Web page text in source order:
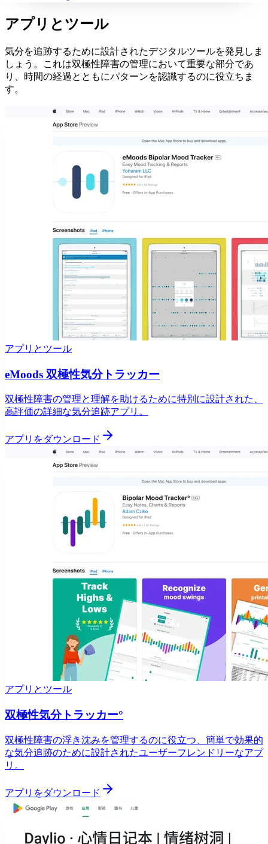
アプリとツール
気分を追跡するために設計されたデジタルツールを発見しま
しょう。これは双極性障害の管理において重要な部分であ
り、時間の経過とともにパターンを認識するのに役立ちま
す。
アプリとツール
eMoods 双極性気分トラッカー
双極性障害の管理と理解を助けるために特別に設計された、
高評価の詳細な気分追跡アプリ。
アプリをダウンロード
アプリとツール
双極性気分トラッカー°
双極性障害の浮き沈みを管理するのに役立つ、簡単で効果的
な気分追跡のために設計されたユーザーフレンドリーなアプ
リ。
アプリをダウンロード